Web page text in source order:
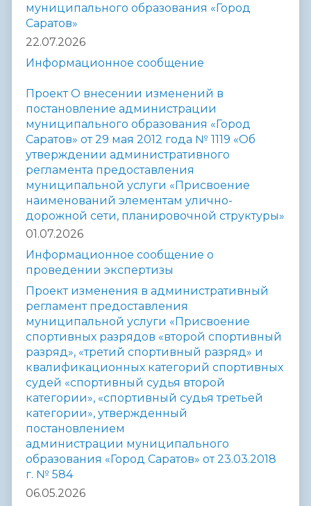
муниципального образования «Город
Саратов»
22.07.2026
Информационное сообщение
Проект О внесении изменений в
постановление администрации
муниципального образования «Город
Саратов» от 29 мая 2012 года № 1119 «Об
утверждении административного
регламента предоставления
муниципальной услуги «Присвоение
наименований элементам улично-
дорожной сети, планировочной структуры»
01.07.2026
Информационное сообщение о
проведении экспертизы
Проект изменения в административный
регламент предоставления
муниципальной услуги «Присвоение
спортивных разрядов «второй спортивный
разряд», «третий спортивный разряд» и
квалификационных категорий спортивных
судей «спортивный судья второй
категории», «спортивный судья третьей
категории», утвержденный
постановлением
администрации муниципального
образования «Город Саратов» от 23.03.2018
г. № 584
06.05.2026